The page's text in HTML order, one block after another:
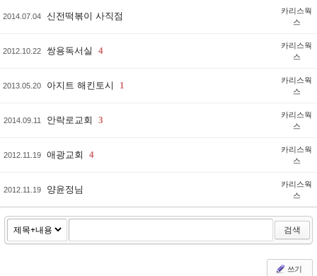
2014.07.04 신전떡볶이 사직점
카리스웍
스
2012.10.22 쌍용독서실 4
카리스웍
스
2013.05.20 아지트 해킨토시 1
카리스웍
스
2014.09.11 안락로교회 3
카리스웍
스
2012.11.19 애광교회 4
카리스웍
스
2012.11.19 양윤정님
카리스웍
스
검색
쓰기